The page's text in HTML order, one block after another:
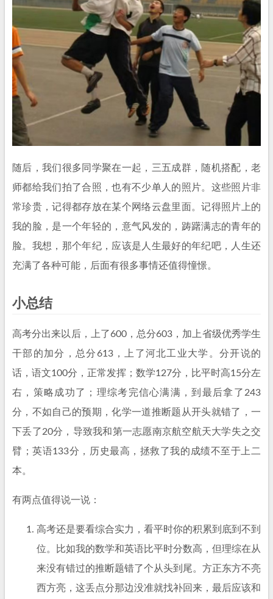
随后，我们很多同学聚在一起，三五成群，随机搭配，老
师都给我们拍了合照，也有不少单人的照片。这些照片非
常珍贵，记得都存放在某个网络云盘里面。记得照片上的
我的脸，是一个年轻的，意气风发的，踌躇满志的青年的
脸。我想，那个年纪，应该是人生最好的年纪吧，人生还
充满了各种可能，后面有很多事情还值得憧憬。
小总结
高考分出来以后，上了600，总分603，加上省级优秀学生
干部的加分，总分613，上了河北工业大学。分开说的
话，语文100分，正常发挥；数学127分，比平时高15分左
右，策略成功了；理综考完信心满满，到最后拿了243
分，不如自己的预期，化学一道推断题从开头就错了，一
下丢了20分，导致我和第一志愿南京航空航天大学失之交
臂；英语133分，历史最高，拯救了我的成绩不至于上二
本。
有两点值得说一说：
高考还是要看综合实力，看平时你的积累到底到不到
位。比如我的数学和英语比平时分数高，但理综在从
来没有错过的推断题错了个从头到尾。方正东方不亮
西方亮，这丢点分那边没准就找补回来，最后应该和